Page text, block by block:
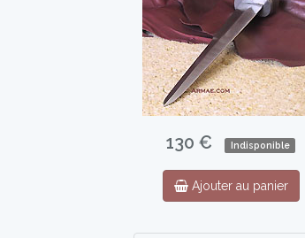
130 € Indisponible
Ajouter au panier